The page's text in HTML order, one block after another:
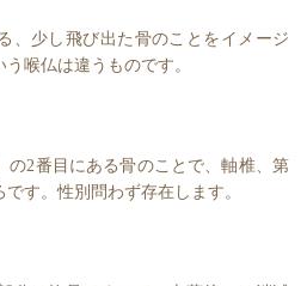
、少し飛び出た骨のことをイメージ
喉仏は違うものです。
の2番目にある骨のことで、軸椎、第
す。性別問わず存在します。